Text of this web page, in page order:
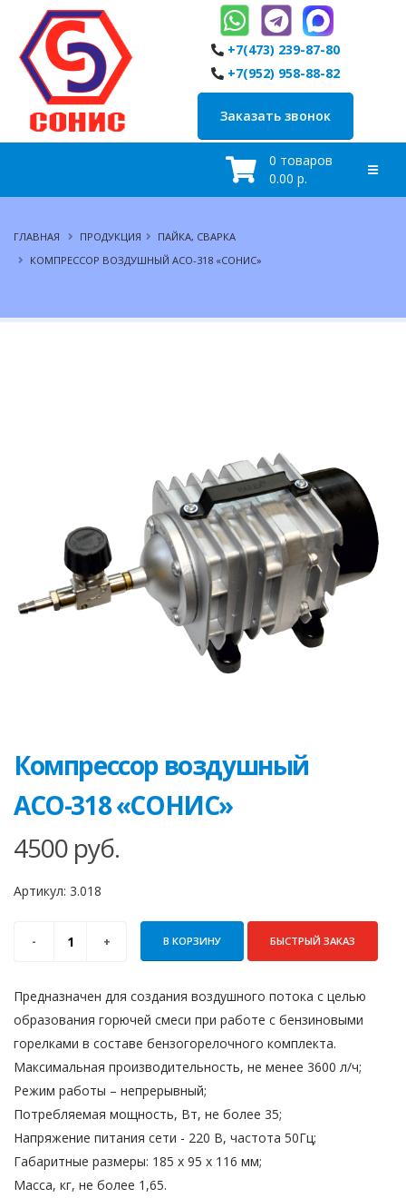
+7(473) 239-87-80
+7(952) 958-88-82
Заказать звонок
0 товаров
0.00 р.
ГЛАВНАЯ ПРОДУКЦИЯ
ПАЙКА, СВАРКА
КОМПРЕССОР ВОЗДУШНЫЙ АСО-318 «СОНИС»
Компрессор воздушный
АСО-318 «СОНИС»
4500 руб.
Артикул: 3.018
В КОРЗИНУ БЫСТРЫЙ ЗАКАЗ
Предназначен для создания воздушного потока с целью
обра­зования горючей смеси при работе с бензиновыми
горелками в составе бензогорелочного комплекта.
Максимальная производительность, не менее 3600 л/ч;
Режим работы – непрерывный;
Потребляемая мощность, Вт, не более 35;
Напряжение питания сети - 220 В, частота 50Гц;
Габаритные размеры: 185 х 95 х 116 мм;
Масса, кг, не более 1,65.